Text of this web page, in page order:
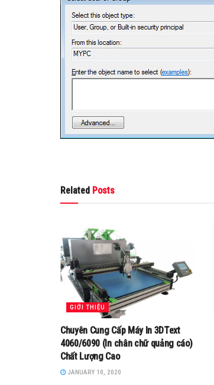
Related Posts
GIỚI THIỆU
Chuyên Cung Cấp Máy In 3DText
4060/6090 (In chân chữ quảng cáo)
Chất Lượng Cao
JANUARY 10, 2020